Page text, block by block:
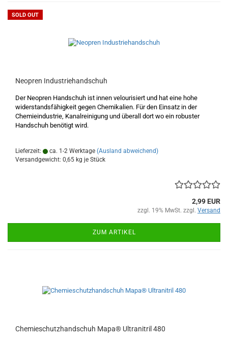
SOLD OUT
Neopren Industriehandschuh
Der Neopren Handschuh ist innen velourisiert und hat eine hohe
widerstandsfähigkeit gegen Chemikalien. Für den Einsatz in der
Chemieindustrie, Kanalreinigung und überall dort wo ein robuster
Handschuh benötigt wird.
Lieferzeit: ca. 1-2 Werktage (Ausland abweichend)
Versandgewicht: 0,65 kg je Stück
2,99 EUR
zzgl. 19% MwSt. zzgl. Versand
ZUM ARTIKEL
Chemieschutzhandschuh Mapa® Ultranitril 480